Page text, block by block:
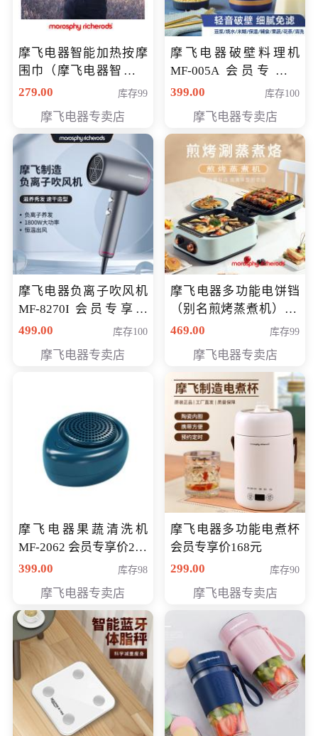
摩飞电器智能加热按摩
围巾（摩飞电器智能加
热按摩围脖） 会员专享
279.00 库存99
摩飞电器专卖店
摩飞电器破壁料理机
MF-005A 会员专享价
198元
399.00 库存100
摩飞电器专卖店
摩飞电器负离子吹风机
MF-8270I 会员专享价
369元
499.00 库存100
摩飞电器专卖店
摩飞电器多功能电饼铛
（别名煎烤蒸煮机） 型
号MF-8888B 会员专享
469.00 库存99
摩飞电器专卖店
摩飞电器果蔬清洗机
MF-2062 会员专享价268
元
399.00 库存98
摩飞电器专卖店
摩飞电器多功能电煮杯
会员专享价168元
299.00
库存90
摩飞电器专卖店